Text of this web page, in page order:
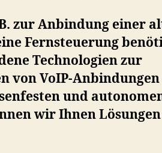
zur Anbindung einer
Fernsteuerung
Technologien zur
von VoIP-
und
wir Ihnen Lösungen